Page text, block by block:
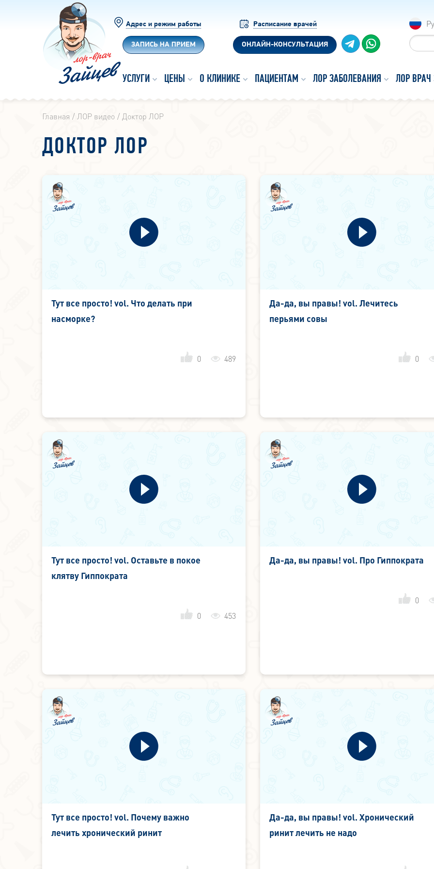
Адрес и режим работы
ЗАПИСЬ НА ПРИЕМ
Расписание врачей
ОНЛАЙН-КОНСУЛЬТАЦИЯ
УСЛУГИ ЦЕНЫ О КЛИНИКЕ ПАЦИЕНТАМ ЛОР ЗАБОЛЕВАНИЯ ЛОР ВРАЧ
Главная ЛОР видео Доктор ЛОР
ДОКТОР ЛОР
Тут все просто! vol. Что делать при
насморке?
0 489
Да-да, вы правы! vol. Лечитесь
перьями совы
0
Тут все просто! vol. Оставьте в покое
клятву Гиппократа
0 453
Да-да, вы правы! vol. Про Гиппократа
0
Тут все просто! vol. Почему важно
лечить хронический ринит
Да-да, вы правы! vol. Хронический
ринит лечить не надо